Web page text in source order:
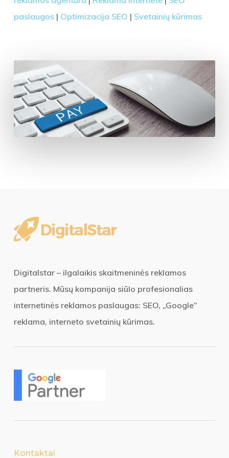
paslaugos| Optimizacija SEO | Svetainių kūrimas
Digitalstar – ilgalaikis skaitmeninės reklamos
partneris. Mūsų kompanija siūlo profesionalias
internetinės reklamos paslaugas: SEO, „Google”
reklama, interneto svetainių kūrimas.
Kontaktai